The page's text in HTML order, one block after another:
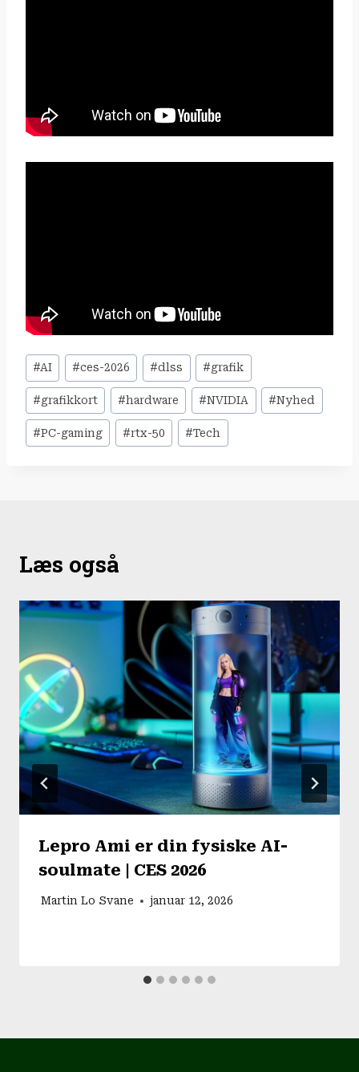
Indlæg-
tags:
#AI #ces-2026 #dlss #grafik
#grafikkort #hardware #NVIDIA #Nyhed
#PC-gaming #rtx-50 #Tech
Læs også
Lepro Ami er din fysiske AI-
soulmate | CES 2026
Martin Lo Svane januar 12, 2026